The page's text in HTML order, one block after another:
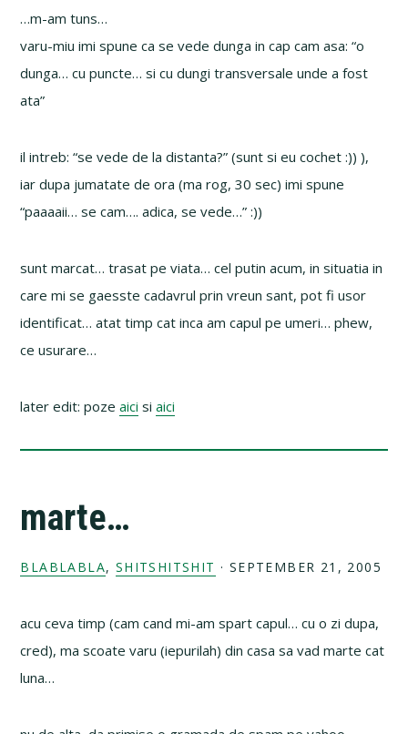
…m-am tuns…
varu-miu imi spune ca se vede dunga in cap cam asa: “o
dunga… cu puncte… si cu dungi transversale unde a fost
ata”
il intreb: “se vede de la distanta?” (sunt si eu cochet :)) ),
iar dupa jumatate de ora (ma rog, 30 sec) imi spune
“paaaaii… se cam…. adica, se vede…” :))
sunt marcat… trasat pe viata… cel putin acum, in situatia in
care mi se gaesste cadavrul prin vreun sant, pot fi usor
identificat… atat timp cat inca am capul pe umeri… phew,
ce usurare…
later edit: pozeaici siaici
marte…
BLABLABLA, SHITSHITSHIT · SEPTEMBER 21, 2005
acu ceva timp (cam cand mi-am spart capul… cu o zi dupa,
cred), ma scoate varu (iepurilah) din casa sa vad marte cat
luna…